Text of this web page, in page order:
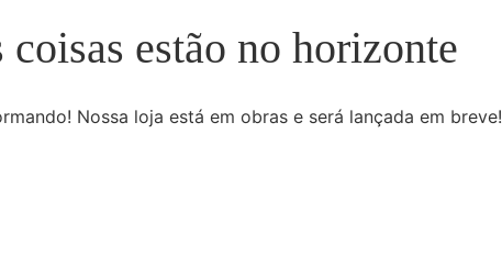
coisas estão no horizonte
Nossa loja está em obras e será lançada em breve!